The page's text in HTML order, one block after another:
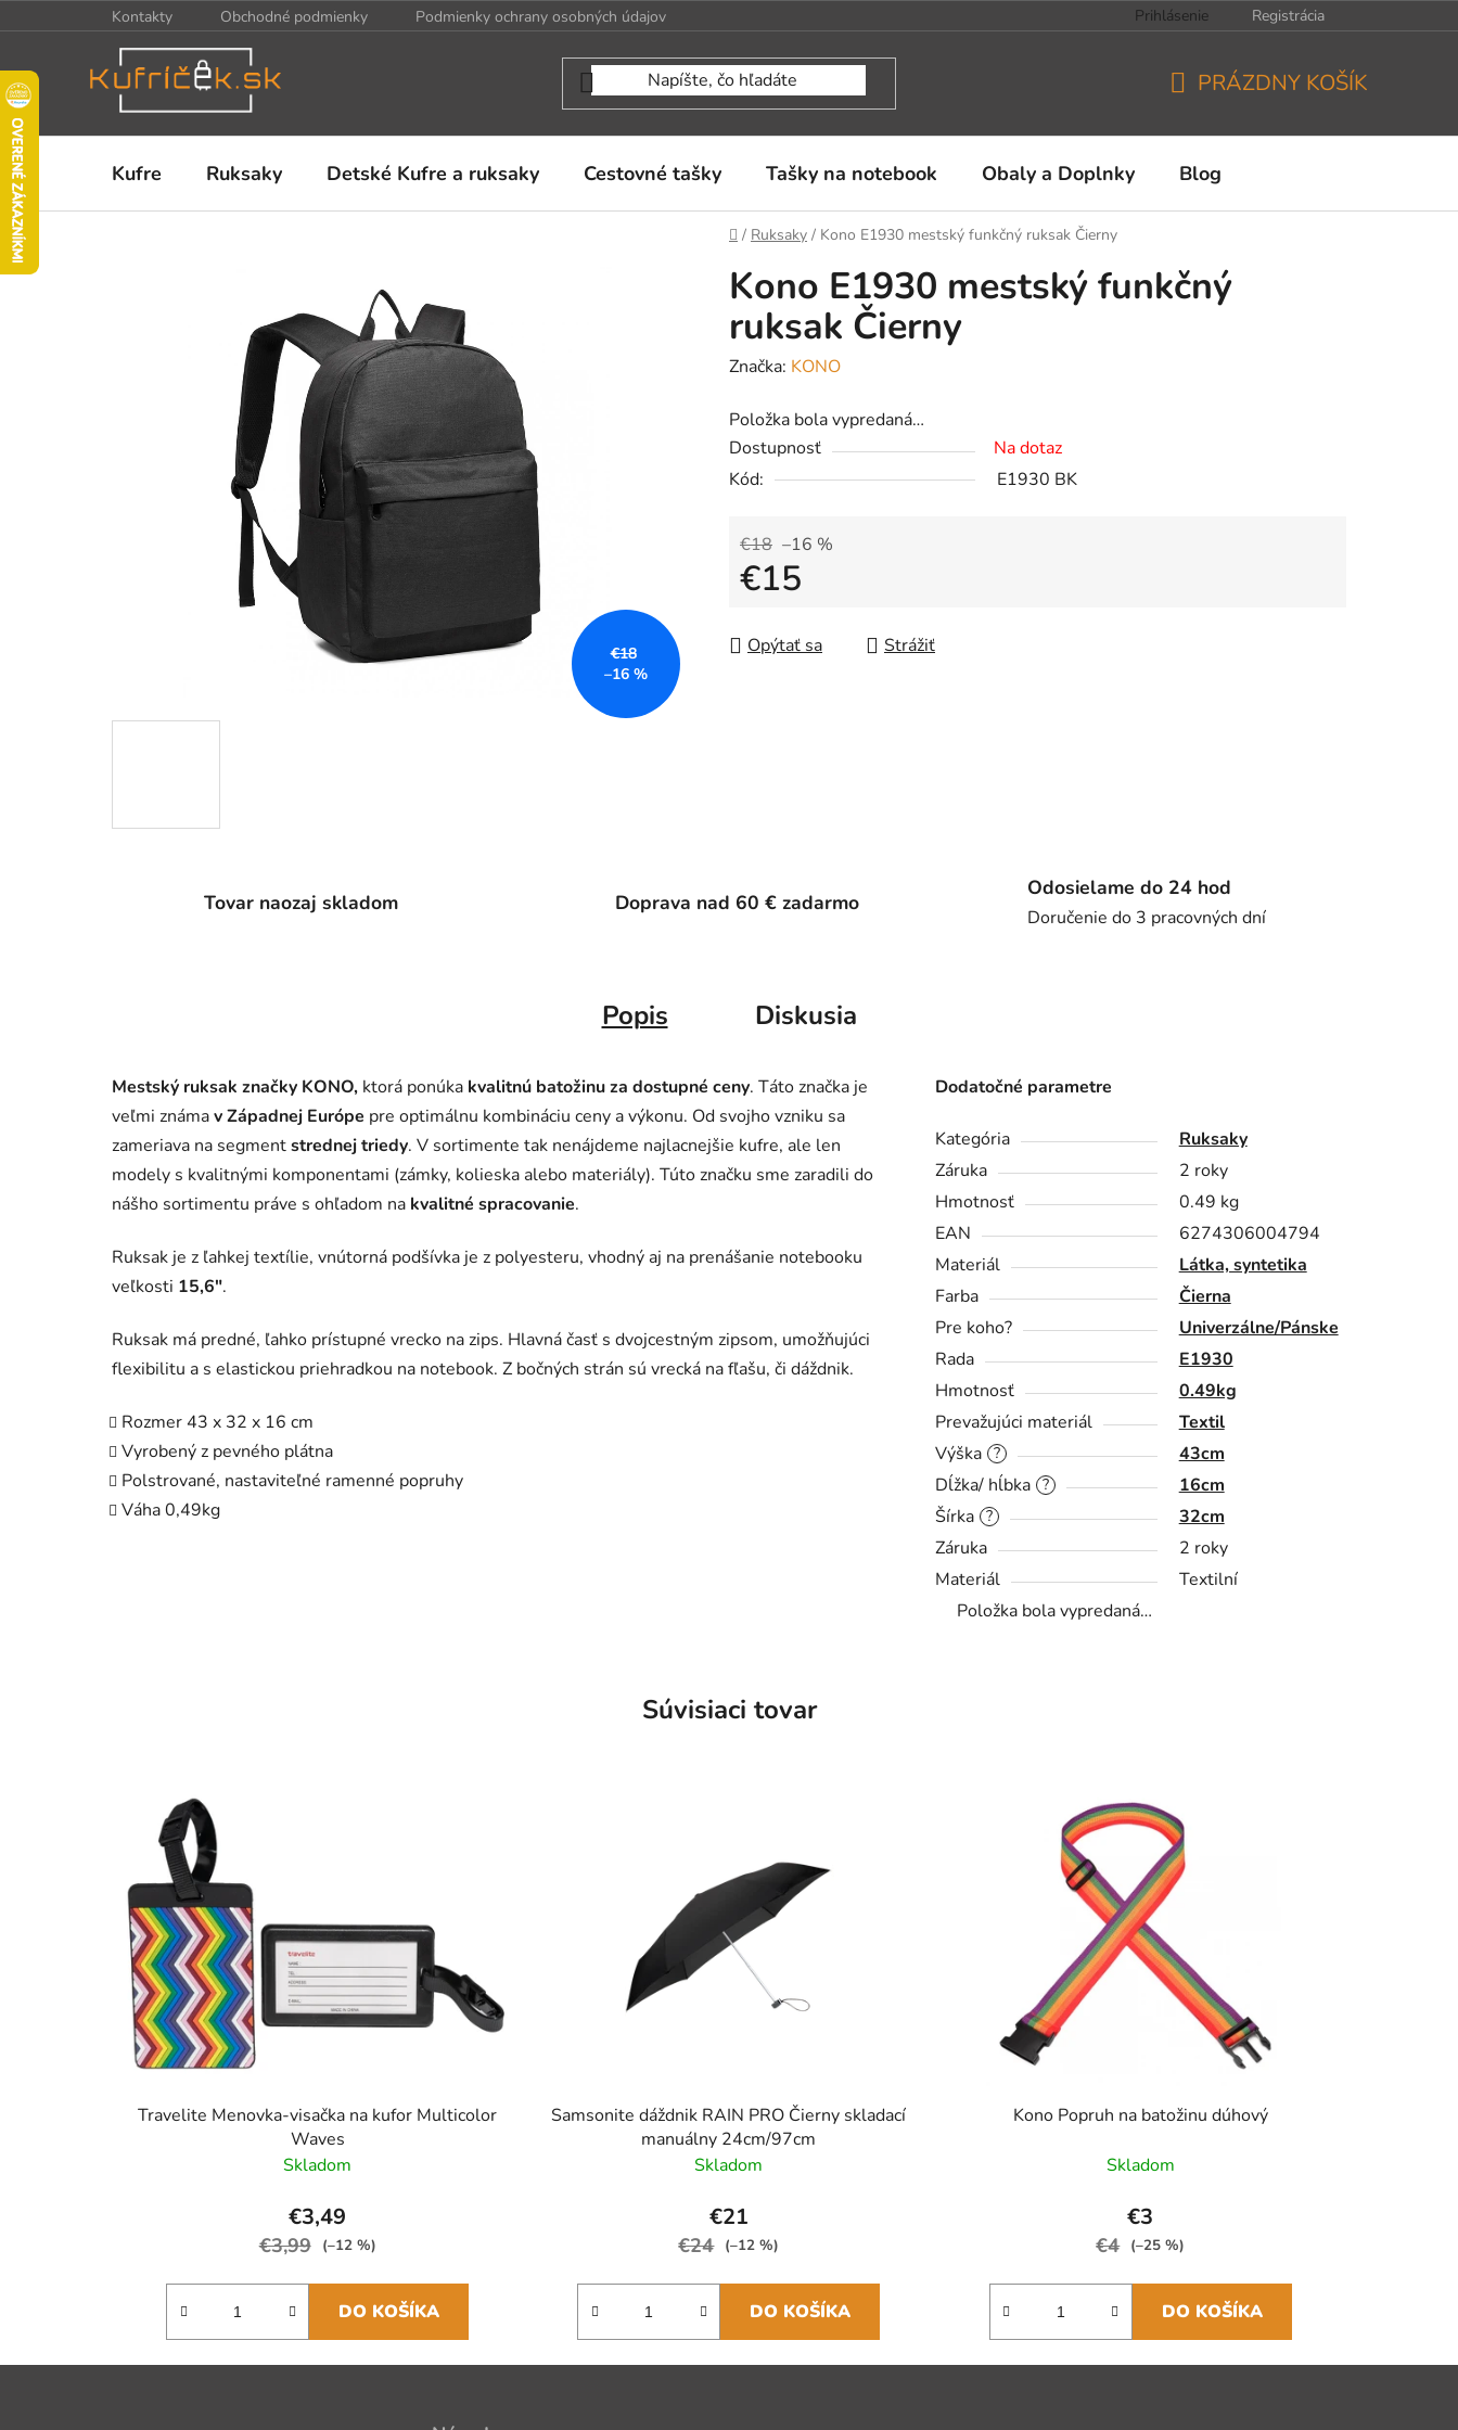
na
Kontakty Obchodné podmienky Podmienky ochrany osobných údajov Prihlásenie Registrácia
KOŠÍK
PRÁZDNY KOŠÍK
Kufre Ruksaky Detské Kufre a ruksaky Cestovné tašky Tašky na notebook Obaly a Doplnky Blog
Domov
/ Ruksaky / Kono E1930 mestský funkčný ruksak Čierny
Kono E1930 mestský funkčný
ruksak Čierny
Značka: KONO
Položka bola vypredaná…
Dostupnosť
Na dotaz
Kód:
E1930 BK
€18 –16 %
€15
Opýtať sa
Strážiť
€18
–16 %
Tovar naozaj skladom Doprava nad 60 € zadarmo
Odosielame do 24 hod
Doručenie do 3 pracovných dní
Popis Diskusia
Mestský ruksak značky KONO, ktorá ponúka kvalitnú batožinu za dostupné ceny. Táto značka je
veľmi známav Západnej Európe pre optimálnu kombináciu ceny a výkonu. Od svojho vzniku sa
zameriava na segmentstrednej triedy. V sortimente tak nenájdeme najlacnejšie kufre, ale len
modely s kvalitnými komponentami (zámky, kolieska alebo materiály). Túto značku sme zaradili do
nášho sortimentu práve s ohľadom na kvalitné spracovanie.
Ruksak je z ľahkej textílie, vnútorná podšívka je z polyesteru, vhodný aj na prenášanie notebooku
veľkosti 15,6".
Ruksak má predné, ľahko prístupné vrecko na zips. Hlavná časť s dvojcestným zipsom, umožňujúci
flexibilitu a s elastickou priehradkou na notebook. Z bočných strán sú vrecká na fľašu, či dáždnik.
Rozmer 43 x 32 x 16 cm
Vyrobený z pevného plátna
Polstrované, nastaviteľné ramenné popruhy
Váha 0,49kg
Dodatočné parametre
Kategória
Ruksaky
Záruka
2 roky
Hmotnosť
0.49 kg
EAN
6274306004794
Materiál
Látka, syntetika
Farba
Čierna
Pre koho?
Univerzálne/Pánske
Rada
E1930
Hmotnosť
0.49kg
Prevažujúci materiál
Textil
?
Výška 43cm
?
Dĺžka/ hĺbka 16cm
?
Šírka
32cm
Záruka
2 roky
Materiál
Textilní
Položka bola vypredaná…
Súvisiaci tovar
Travelite Menovka-visačka na kufor Multicolor
Waves
Skladom
€3,49
€3,99 (–12 %)
DO KOŠÍKA
Samsonite dáždnik RAIN PRO Čierny skladací
manuálny 24cm/97cm
Skladom
€21
€24 (–12 %)
DO KOŠÍKA
Kono Popruh na batožinu dúhový
Skladom
€3
€4 (–25 %)
DO KOŠÍKA